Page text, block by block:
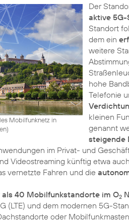
Mobilfunknetz in
)
Der
aktive 5G-
Standort
dem ein
weitere
hohe
Telefonie
kleinen
genannt
steigende
im Privat- und
Videostreaming künftig etwa
vernetzte Fahren und die
als 40 Mobilfunkstandorte im O2
(LTE) und dem modernen 5G-
oder Mobilfunkmasten